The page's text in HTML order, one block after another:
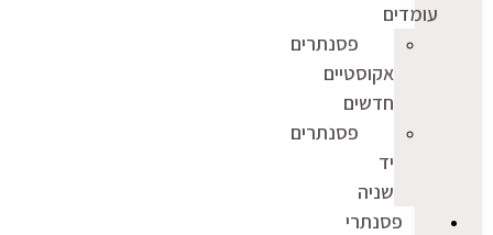
עומדים
פסנתרים
אקוסטיים
חדשים
פסנתרים
יד
שניה
פסנתרי